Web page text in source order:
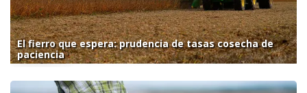
El fierro que espera: prudencia de tasas cosecha de
paciencia